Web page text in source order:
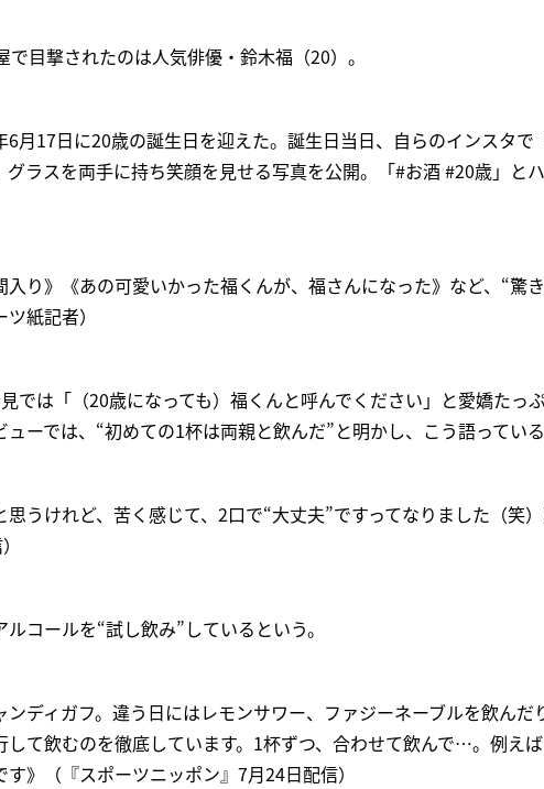
目撃されたのは人気俳優・鈴木福（20）。
月17日に20歳の誕生日を迎えた。誕生日当日、自らのインスタで
グラスを両手に持ち笑顔を見せる写真を公開。「#お酒 #20歳」と
入り》《あの可愛いかった福くんが、福さんになった》など、“驚
紙記者）
では「（20歳になっても）福くんと呼んでください」と愛嬌たっ
ーでは、“初めての1杯は両親と飲んだ”と明かし、こう語っている
思うけれど、苦く感じて、2口で“大丈夫”ですってなりました（笑
コールを“試し飲み”しているという。
ンディガフ。違う日にはレモンサワー、ファジーネーブルを飲んだ
して飲むのを徹底しています。1杯ずつ、合わせて飲んで…。例え
》（『スポーツニッポン』7月24日配信）